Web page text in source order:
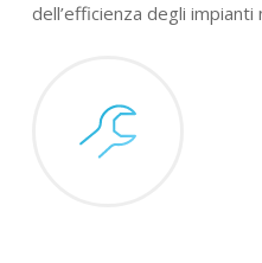
dell’efficienza degli impianti